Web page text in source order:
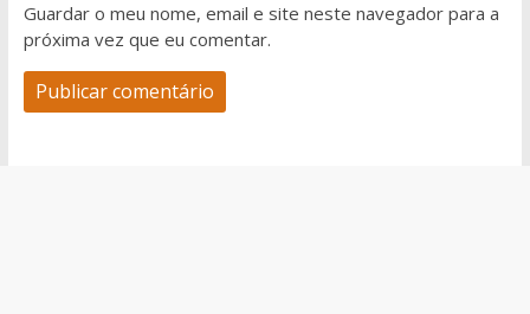
Guardar o meu nome, email e site neste navegador para a
próxima vez que eu comentar.